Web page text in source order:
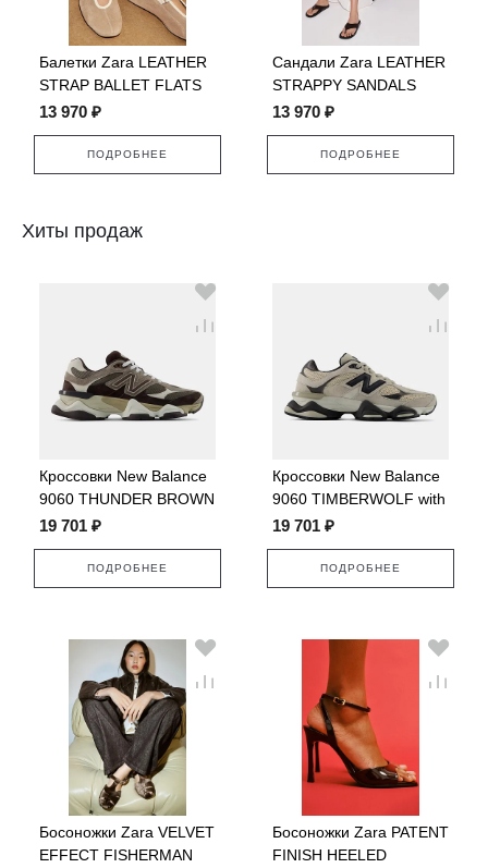
Балетки Zara LEATHER
STRAP BALLET FLATS
13 970 ₽
ПОДРОБНЕЕ
Сандали Zara LEATHER
STRAPPY SANDALS
13 970 ₽
ПОДРОБНЕЕ
Хиты продаж
Кроссовки New Balance
9060 THUNDER BROWN
with BLACK COFFEE
19 701 ₽
ПОДРОБНЕЕ
Кроссовки New Balance
9060 TIMBERWOLF with
BLACK CEMENT
19 701 ₽
ПОДРОБНЕЕ
Босоножки Zara VELVET
EFFECT FISHERMAN
Босоножки Zara PATENT
FINISH HEELED